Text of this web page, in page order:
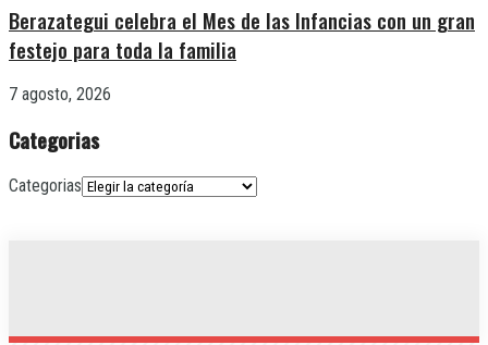
Berazategui celebra el Mes de las Infancias con un gran
festejo para toda la familia
7 agosto, 2026
Categorias
Categorias